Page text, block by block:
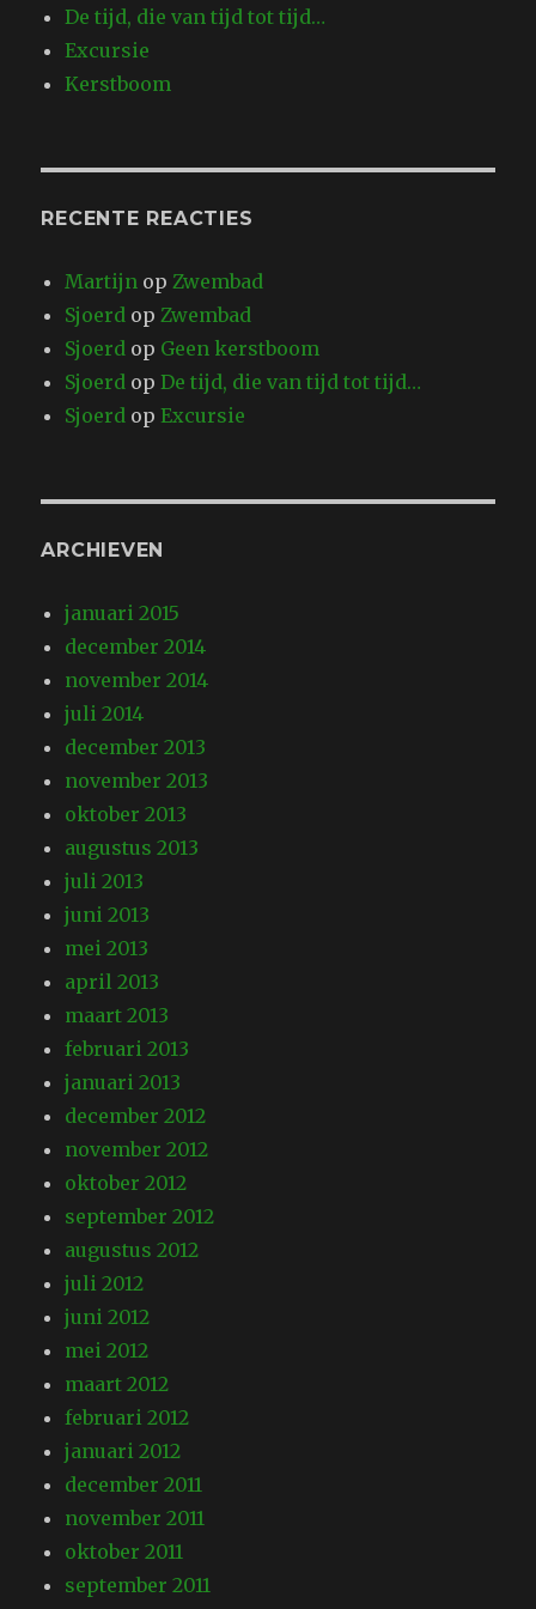
De tijd, die van tijd tot tijd…
Excursie
Kerstboom
RECENTE REACTIES
Martijn opZwembad
Sjoerd opZwembad
Sjoerd op Geen kerstboom
Sjoerd opDe tijd, die van tijd tot tijd…
Sjoerd opExcursie
ARCHIEVEN
januari 2015
december 2014
november 2014
juli 2014
december 2013
november 2013
oktober 2013
augustus 2013
juli 2013
juni 2013
mei 2013
april 2013
maart 2013
februari 2013
januari 2013
december 2012
november 2012
oktober 2012
september 2012
augustus 2012
juli 2012
juni 2012
mei 2012
maart 2012
februari 2012
januari 2012
december 2011
november 2011
oktober 2011
september 2011